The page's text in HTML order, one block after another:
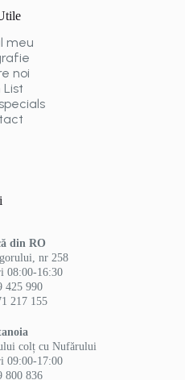
meu
noi
List
din RO
nr 258
08:00-16:30
425 990
217 155
colț cu Nufărului
09:00-17:00
800 836